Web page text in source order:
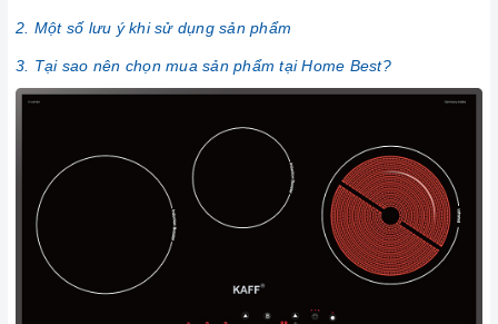
2. Một số lưu ý khi sử dụng sản phẩm
3. Tại sao nên chọn mua sản phẩm tại Home Best?